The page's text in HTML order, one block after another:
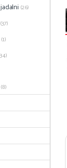
(26)
(37)
(1)
(8)